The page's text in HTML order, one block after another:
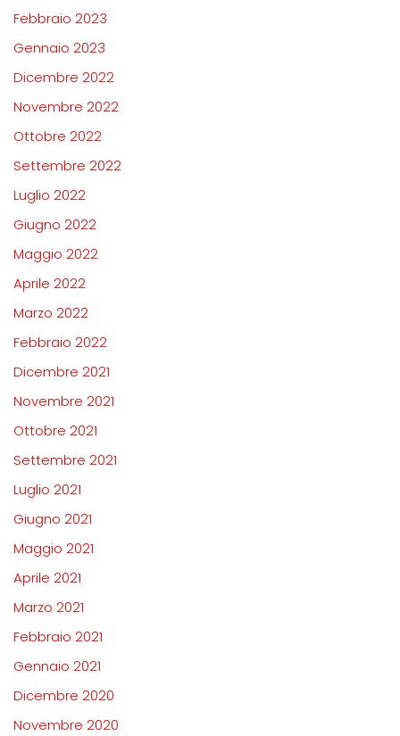
Febbraio 2023
Gennaio 2023
Dicembre 2022
Novembre 2022
Ottobre 2022
Settembre 2022
Luglio 2022
Giugno 2022
Maggio 2022
Aprile 2022
Marzo 2022
Febbraio 2022
Dicembre 2021
Novembre 2021
Ottobre 2021
Settembre 2021
Luglio 2021
Giugno 2021
Maggio 2021
Aprile 2021
Marzo 2021
Febbraio 2021
Gennaio 2021
Dicembre 2020
Novembre 2020